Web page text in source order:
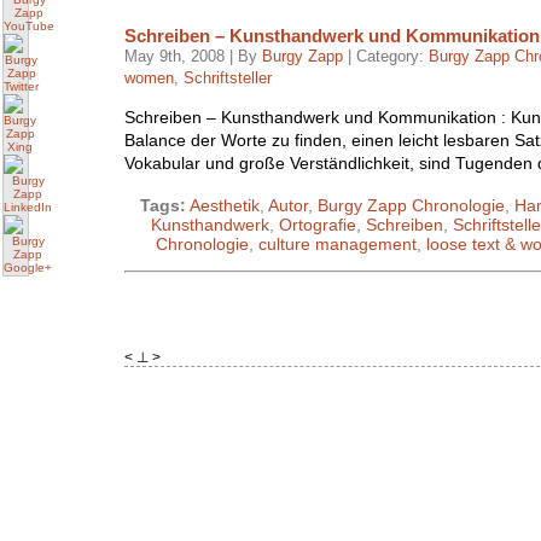
Schreiben – Kunsthandwerk und Kommunikation
May 9th, 2008 | By Burgy Zapp | Category: Burgy Zapp
women Schriftsteller
Schreiben – Kunsthandwerk und Kommunikation :
Balance der Worte zu finden, einen leicht lesbaren
Vokabular und große Verständlichkeit, sind Tugenden
Tags: Aesthetik, Autor, Burgy Zapp Chronologie,
Kunsthandwerk Ortografie Schreiben
Chronologie, culture management, loose text &
< ⊥ >